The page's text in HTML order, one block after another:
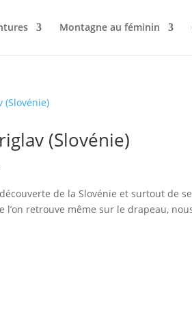
Montagne au féminin
(Slovénie)
de la Slovénie et surtout de
retrouve même sur le drapeau,